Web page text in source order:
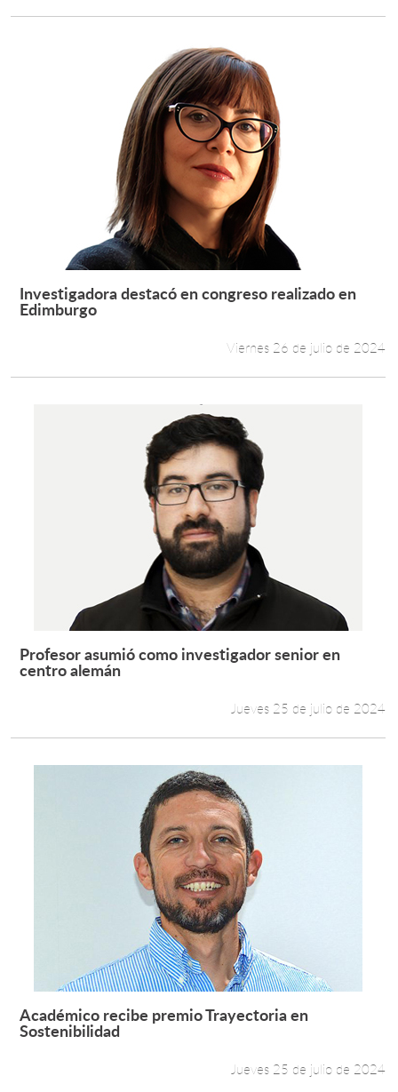
Leer más +
Investigadora destacó en congreso realizado en
Edimburgo
Viernes 26 de julio de 2024
Leer más +
Profesor asumió como investigador senior en
centro alemán
Jueves 25 de julio de 2024
Leer más +
Académico recibe premio Trayectoria en
Sostenibilidad
Jueves 25 de julio de 2024